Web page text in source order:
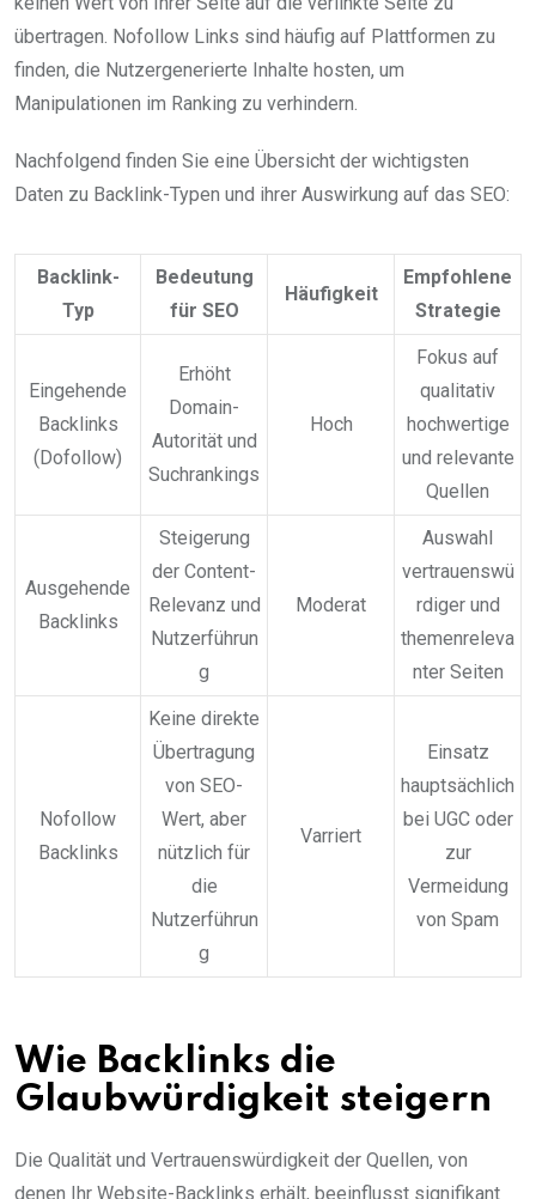
übertragen. Nofollow Links sind häufig auf Plattformen zu
finden, die Nutzergenerierte Inhalte hosten, um
Manipulationen im Ranking zu verhindern.
Nachfolgend finden Sie eine Übersicht der wichtigsten
Daten zu Backlink-Typen und ihrer Auswirkung auf das SEO:
Backlink-
Typ
Bedeutung
für SEO
Häufigkeit
Empfohlene
Strategie
Eingehende
Backlinks
(Dofollow)
Erhöht
Domain-
Autorität und
Suchrankings
Hoch
Fokus auf
qualitativ
hochwertige
und relevante
Quellen
Ausgehende
Backlinks
Steigerung
der Content-
Relevanz und
Nutzerführun
g
Moderat
Auswahl
vertrauenswü
rdiger und
themenreleva
nter Seiten
Nofollow
Backlinks
Keine direkte
Übertragung
von SEO-
Wert, aber
nützlich für
die
Nutzerführun
g
Varriert
Einsatz
hauptsächlich
bei UGC oder
zur
Vermeidung
von Spam
Wie Backlinks die
Glaubwürdigkeit steigern
Die Qualität und Vertrauenswürdigkeit der Quellen, von
denen Ihr Website-Backlinks erhält, beeinflusst signifikant